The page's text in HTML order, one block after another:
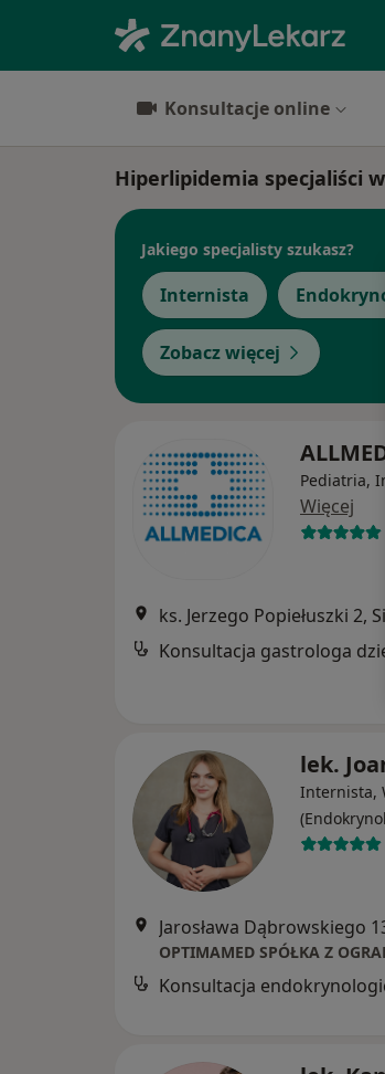
Konsultacje online
Hiperlipidemia specjaliści
Jakiego specjalisty szukasz?
Internista
Zobacz więcej
Pediatria,
Więcej
ks. Jerzego Popiełuszki 2,
Konsultacja gastrologa
lek.
Internista,
Konsultacja